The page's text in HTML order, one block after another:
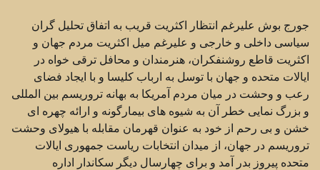
جورج بوش علیرغم انتظار اکثریت قریب به اتفاق تحلیل گران
سیاسی داخلی و خارجی و علیرغم میل اکثریت مردم جهان و
اکثریت قاطع روشنفکران، هنرمندان و محافل ترقی خواه در
ایالات متحده و جهان با توسل به ارباب کلیسا و با ایجاد فضای
رعب و وحشت در میان مردم آمریکا به بهانه تروریسم بین المللی
و بزرگ نمایی خطر آن به شیوه های بیمارگونه و ارائه چهره ای
خشن و بی رحم از خود به عنوان قهرمان مقابله با هیولای وحشت
تروریسم در جهان، از میدان انتخابات ریاست جمهوری ایالات
متحده پیروز بدر آمد و برای چهارسال دیگر سکاندار اداره